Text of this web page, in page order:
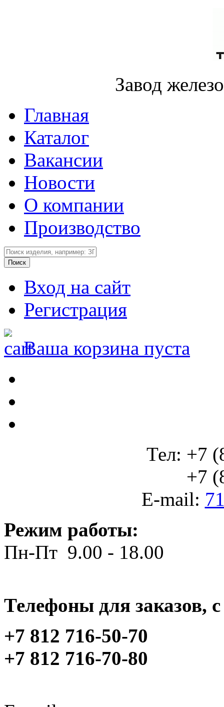
Завод
Главная
Каталог
Вакансии
Новости
О компании
Производство
Вход на сайт
Регистрация
Ваша корзина пуста
Тел: +7
+7
E-mail:
Режим работы:
Пн-Пт 9.00 - 18.00
Телефоны для заказов,
+7 812 716-50-70
+7 812 716-70-80